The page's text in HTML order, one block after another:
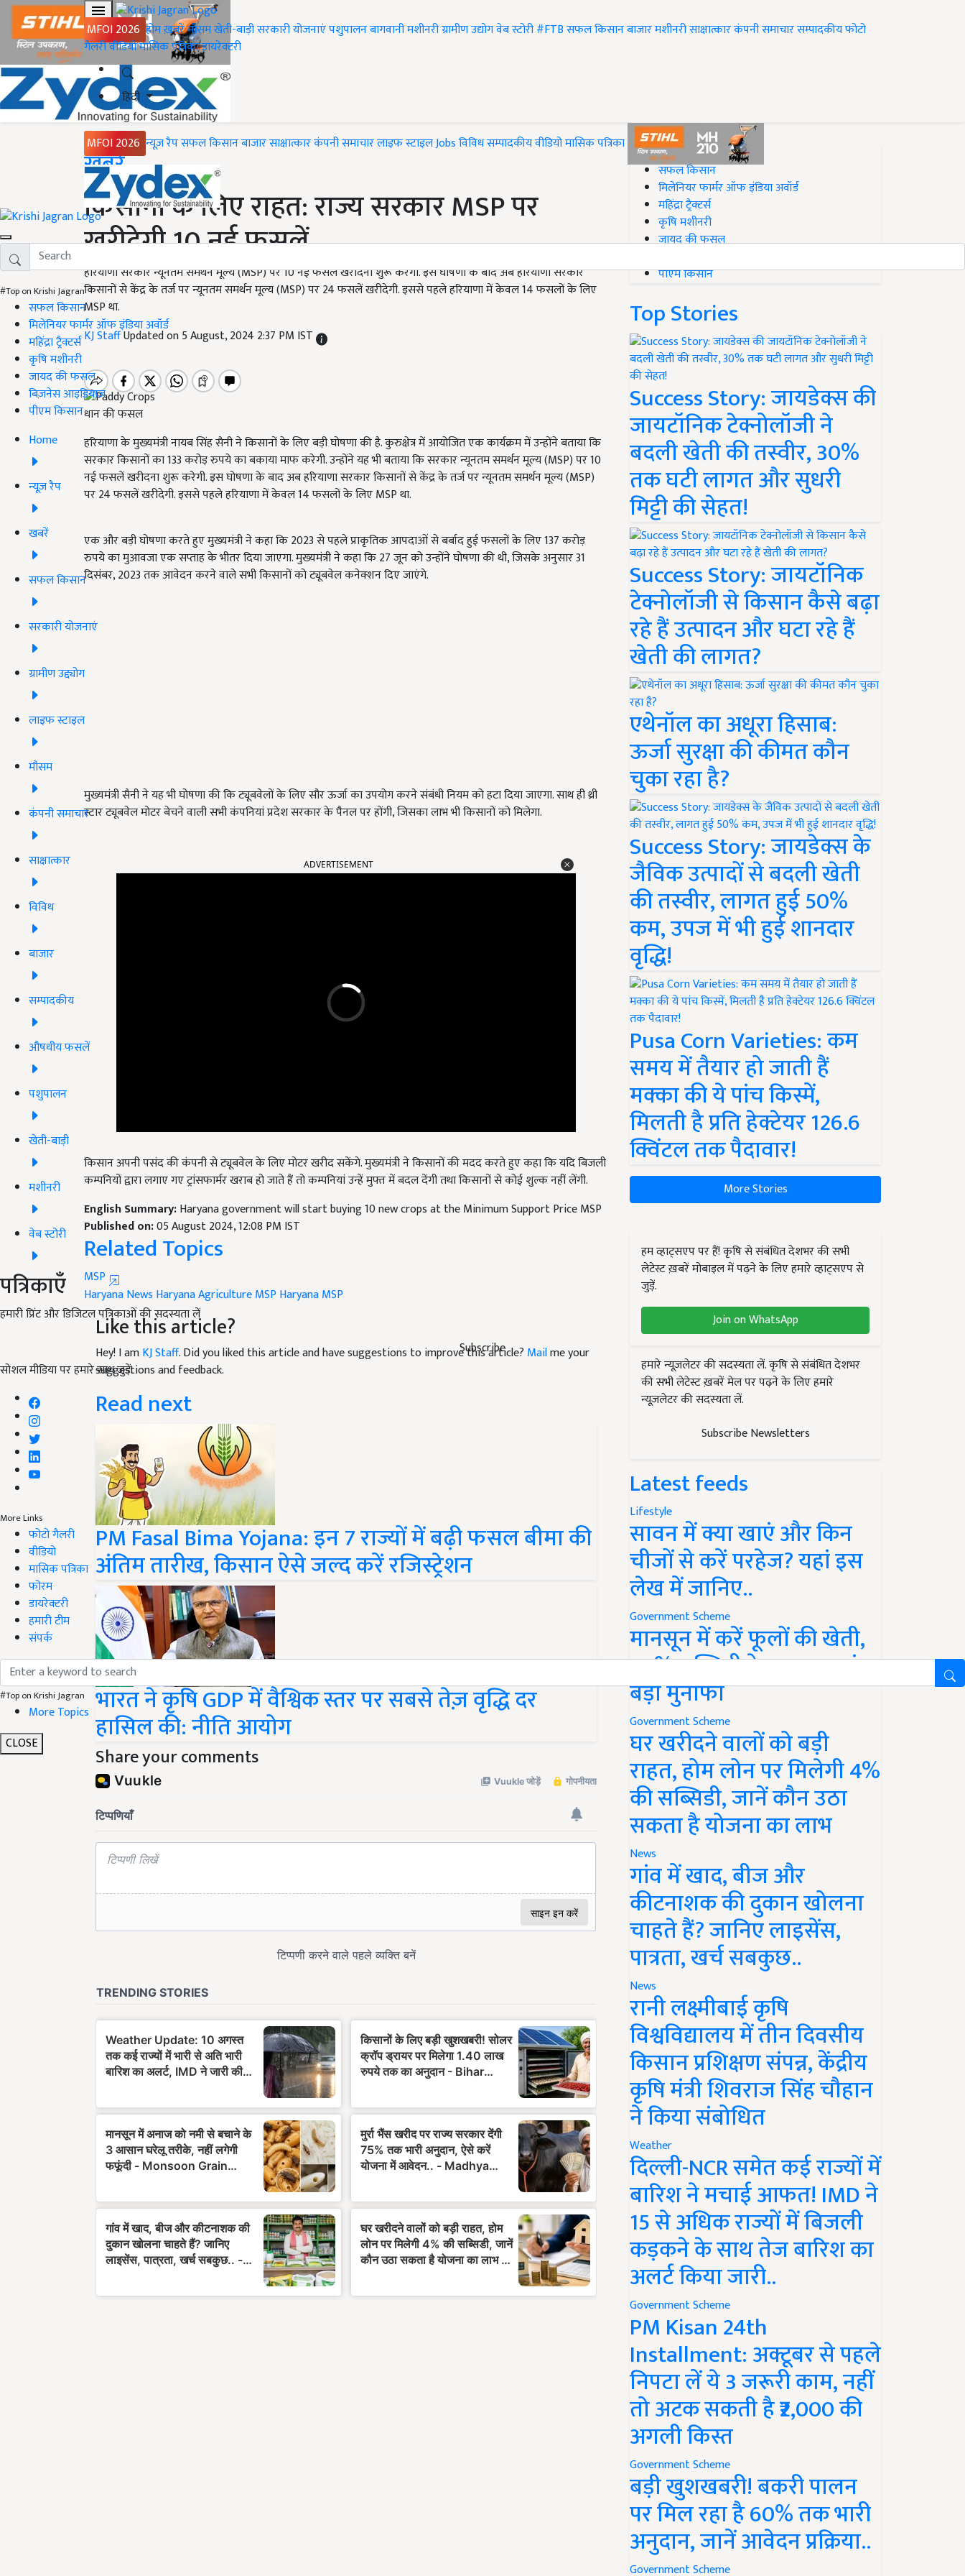
MFOI 2026 होमख़बरेंमौसमखेती-बाड़ीसरकारी योजनाएंपशुपालनबागवानीमशीनरीग्रामीण उद्योगवेब स्टोरी#FTBसफल किसानबाजारमशीनरीसाक्षात्कारकंपनी समाचारसम्पादकीयफोटो
गैलरीवीडियोमासिक पत्रिकाडायरेक्टरी
हिंदी
MFOI 2026 न्यूज़ रैपसफल किसानबाजारसाक्षात्कारकंपनी समाचारलाइफ स्टाइलJobsविविधसम्पादकीयवीडियोमासिक पत्रिका
#Top on Krishi Jagran
सफल किसान
मिलेनियर फार्मर ऑफ इंडिया अवॉर्ड
महिंद्रा ट्रैक्टर्स
कृषि मशीनरी
जायद की फसल
बिज़नेस आइडियाज
पीएम किसान
Home
न्यूज़ रैप
खबरें
सफल किसान
सरकारी योजनाएं
ग्रामीण उद्द्योग
लाइफ स्टाइल
मौसम
कंपनी समाचार
साक्षात्कार
विविध
बाजार
सम्पादकीय
औषधीय फसलें
पशुपालन
खेती-बाड़ी
मशीनरी
वेब स्टोरी
पत्रिकाएँ
हमारी प्रिंट और डिजिटल पत्रिकाओं की सदस्यता लें
Subscribe
सोशल मीडिया पर हमारे साथ जुड़ें:
More Links
फोटो गैलरी
वीडियो
मासिक पत्रिका
फोरम
डायरेक्टरी
हमारी टीम
संपर्क
#Top on Krishi Jagran
More Topics
CLOSE
Home
ख़बरें
किसानों के लिए राहत: राज्य सरकार MSP पर
खरीदेगी 10 नई फसलें
हरियाणा सरकार न्यूनतम समर्थन मूल्य (MSP) पर 10 नई फसलें खरीदना शुरू करेगी. इस घोषणा के बाद अब हरियाणा सरकार
किसानों से केंद्र के तर्ज पर न्यूनतम समर्थन मूल्य (MSP) पर 24 फसलें खरीदेगी. इससे पहले हरियाणा में केवल 14 फसलों के लिए
MSP था.
KJ StaffUpdated on 5 August, 2024 2:37 PM IST
धान की फसल
हरियाणा के मुख्यमंत्री नायब सिंह सैनी ने किसानों के लिए बड़ी घोषणा की है. कुरुक्षेत्र में आयोजित एक कार्यक्रम में उन्होंने बताया कि
सरकार किसानों का 133 करोड़ रुपये का बकाया माफ करेगी. उन्होंने यह भी बताया कि सरकार न्यूनतम समर्थन मूल्य (MSP) पर 10
नई फसलें खरीदना शुरू करेगी. इस घोषणा के बाद अब हरियाणा सरकार किसानों से केंद्र के तर्ज पर न्यूनतम समर्थन मूल्य (MSP)
पर 24 फसलें खरीदेगी. इससे पहले हरियाणा में केवल 14 फसलों के लिए MSP था.
एक और बड़ी घोषणा करते हुए मुख्यमंत्री ने कहा कि 2023 से पहले प्राकृतिक आपदाओं से बर्बाद हुई फसलों के लिए 137 करोड़
रुपये का मुआवजा एक सप्ताह के भीतर दिया जाएगा. मुख्यमंत्री ने कहा कि 27 जून को उन्होंने घोषणा की थी, जिसके अनुसार 31
दिसंबर, 2023 तक आवेदन करने वाले सभी किसानों को ट्यूबवेल कनेक्शन दिए जाएंगे.
मुख्यमंत्री सैनी ने यह भी घोषणा की कि ट्यूबवेलों के लिए सौर ऊर्जा का उपयोग करने संबंधी नियम को हटा दिया जाएगा. साथ ही थ्री
स्टार ट्यूबवेल मोटर बेचने वाली सभी कंपनियां प्रदेश सरकार के पैनल पर होंगी, जिसका लाभ भी किसानों को मिलेगा.
ADVERTISEMENT
किसान अपनी पसंद की कंपनी से ट्यूबवेल के लिए मोटर खरीद सकेंगे. मुख्यमंत्री ने किसानों की मदद करते हुए कहा कि यदि बिजली
कम्पनियों द्वारा लगाए गए ट्रांसफार्मर खराब हो जाते हैं तो कम्पनियां उन्हें मुफ्त में बदल देंगी तथा किसानों से कोई शुल्क नहीं लेंगी.
English Summary:Haryana government will start buying 10 new crops at the Minimum Support Price MSP
Published on:05 August 2024, 12:08 PM IST
Related Topics
MSP
Haryana News Haryana AgricultureMSPHaryana MSP
Like this article?
Hey! I amKJ Staff. Did you liked this article and have suggestions to improve this article? Mailme your
suggestions and feedback.
Read next
PM Fasal Bima Yojana: इन 7 राज्यों में बढ़ी फसल बीमा की
अंतिम तारीख, किसान ऐसे जल्द करें रजिस्ट्रेशन
भारत ने कृषि GDP में वैश्विक स्तर पर सबसे तेज़ वृद्धि दर
हासिल की: नीति आयोग
Share your comments
#Top on Krishi Jagran
सफल किसान
मिलेनियर फार्मर ऑफ इंडिया अवॉर्ड
महिंद्रा ट्रैक्टर्स
कृषि मशीनरी
जायद की फसल
पीएम किसान
Top Stories
Success Story: जायडेक्स की
जायटॉनिक टेक्नोलॉजी ने
बदली खेती की तस्वीर, 30%
तक घटी लागत और सुधरी
मिट्टी की सेहत!
Success Story: जायटॉनिक
टेक्नोलॉजी से किसान कैसे बढ़ा
रहे हैं उत्पादन और घटा रहे हैं
खेती की लागत?
एथेनॉल का अधूरा हिसाब:
ऊर्जा सुरक्षा की कीमत कौन
चुका रहा है?
Success Story: जायडेक्स के
जैविक उत्पादों से बदली खेती
की तस्वीर, लागत हुई 50%
कम, उपज में भी हुई शानदार
वृद्धि!
Pusa Corn Varieties: कम
समय में तैयार हो जाती हैं
मक्का की ये पांच किस्में,
मिलती है प्रति हेक्टेयर 126.6
क्विंटल तक पैदावार!
More Stories
हम व्हाट्सएप पर हैं! कृषि से संबंधित देशभर की सभी
लेटेस्ट ख़बरें मोबाइल में पढ़ने के लिए हमारे व्हाट्सएप से
जुड़ें.
Join on WhatsApp
हमारे न्यूज़लेटर की सदस्यता लें. कृषि से संबंधित देशभर
की सभी लेटेस्ट ख़बरें मेल पर पढ़ने के लिए हमारे
न्यूज़लेटर की सदस्यता लें.
Subscribe Newsletters
Latest feeds
Lifestyle
सावन में क्या खाएं और किन
चीजों से करें परहेज? यहां इस
लेख में जानिए..
Government Scheme
मानसून में करें फूलों की खेती,
50% सब्सिडी के साथ कमाएं
बड़ा मुनाफा
Government Scheme
घर खरीदने वालों को बड़ी
राहत, होम लोन पर मिलेगी 4%
की सब्सिडी, जानें कौन उठा
सकता है योजना का लाभ
News
गांव में खाद, बीज और
कीटनाशक की दुकान खोलना
चाहते हैं? जानिए लाइसेंस,
पात्रता, खर्च सबकुछ..
News
रानी लक्ष्मीबाई कृषि
विश्वविद्यालय में तीन दिवसीय
किसान प्रशिक्षण संपन्न, केंद्रीय
कृषि मंत्री शिवराज सिंह चौहान
ने किया संबोधित
Weather
दिल्ली-NCR समेत कई राज्यों में
बारिश ने मचाई आफत! IMD ने
15 से अधिक राज्यों में बिजली
कड़कने के साथ तेज बारिश का
अलर्ट किया जारी..
Government Scheme
PM Kisan 24th
Installment: अक्टूबर से पहले
निपटा लें ये 3 जरूरी काम, नहीं
तो अटक सकती है ₹2,000 की
अगली किस्त
Government Scheme
बड़ी खुशखबरी! बकरी पालन
पर मिल रहा है 60% तक भारी
अनुदान, जानें आवेदन प्रक्रिया..
Government Scheme